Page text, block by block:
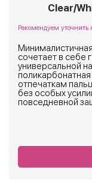
Clear/
Рекомендуем уточнить
сочетает в себе
универсальной
отпечаткам
без особых
повседневной